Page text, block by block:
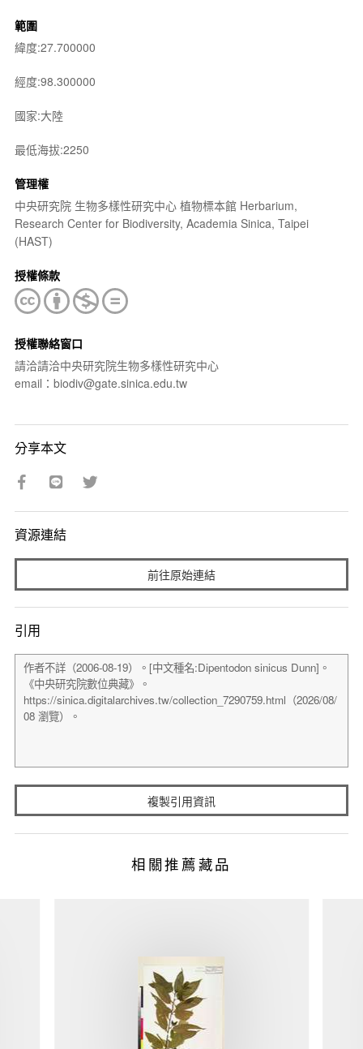
範圍
緯度:27.700000
經度:98.300000
國家:大陸
最低海拔:2250
管理權
中央研究院 生物多樣性研究中心 植物標本館 Herbarium,
Research Center for Biodiversity, Academia Sinica, Taipei
(HAST)
授權條款
授權聯絡窗口
請洽請洽中央研究院生物多樣性研究中心
email：biodiv@gate.sinica.edu.tw
分享本文
資源連結
前往原始連結
引用
複製引用資訊
相關推薦藏品